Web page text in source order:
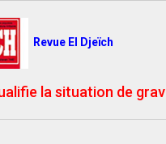
Revue El Djeïch
la situation de